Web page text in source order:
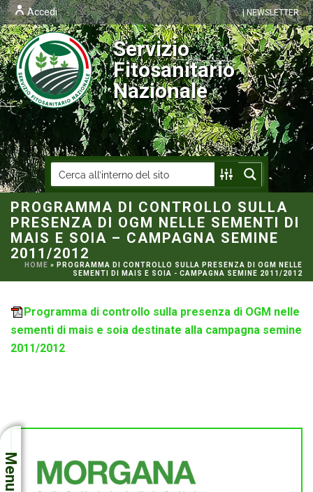
| NEWSLETTER
Accedi
Servizio
Fitosanitario
Nazionale
PROGRAMMA DI CONTROLLO SULLA
PRESENZA DI OGM NELLE SEMENTI DI
MAIS E SOIA – CAMPAGNA SEMINE
2011/2012
HOME » PROGRAMMA DI CONTROLLO SULLA PRESENZA DI OGM NELLE
SEMENTI DI MAIS E SOIA - CAMPAGNA SEMINE 2011/2012
Menu
Programma di controllo sulla presenza di OGM nelle
sementi di mais e soia destinate alla campagna semine
2011/2012